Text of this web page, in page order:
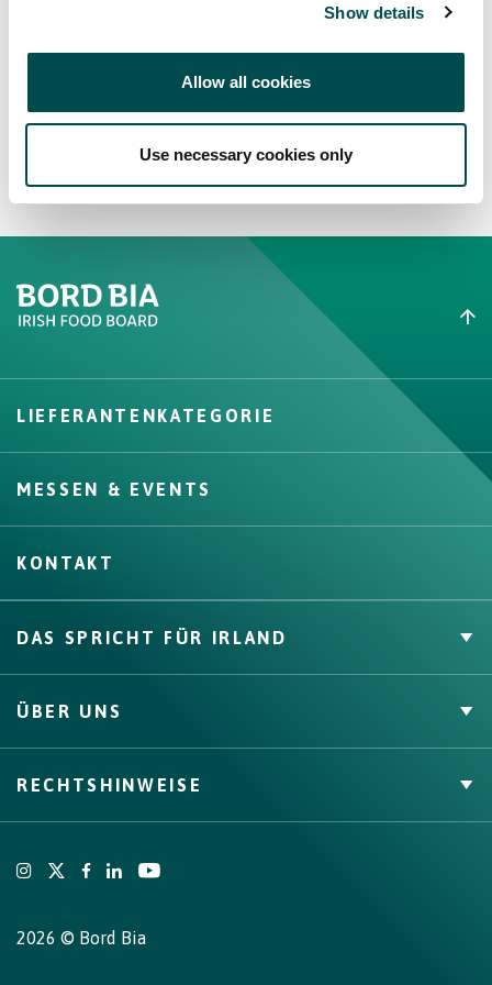
Show details
Allow all cookies
Use necessary cookies only
Create New List
Create
LIEFERANTENKATEGORIE
MESSEN & EVENTS
KONTAKT
DAS SPRICHT FÜR IRLAND
Zahlen & Fakten
Channels, Competencies & Coverage
Qualitätssicherung
ÜBER UNS
Bord Bia
Origin Green
Bord Bia
RECHTSHINWEISE
Cookie-Richtlinie
Sitemap
2026 © Bord Bia